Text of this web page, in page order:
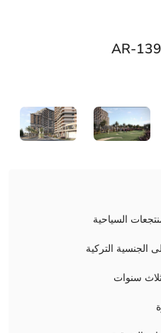
السياحية
التركية